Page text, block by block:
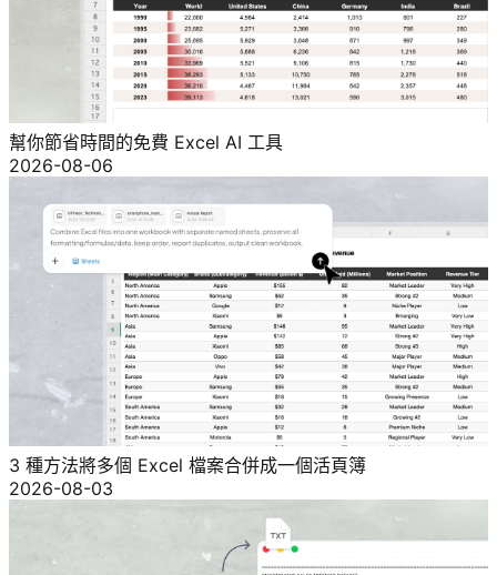
幫你節省時間的免費 Excel AI 工具
2026-08-06
3 種方法將多個 Excel 檔案合併成一個活頁簿
2026-08-03